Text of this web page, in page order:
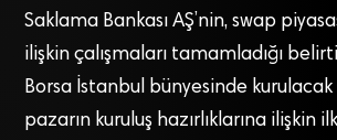
Saklama Bankası AŞ’nin, swap
ilişkin çalışmaları tamamladığı
Borsa İstanbul bünyesinde kurulacak
pazarın kuruluş hazırlıklarına ilişkin